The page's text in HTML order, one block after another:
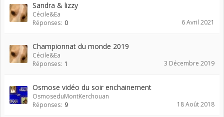
Sandra & lizzy
Cécile&Ea
Réponses: 0 6 Avril 2021
Championnat du monde 2019
Cécile&Ea
Réponses: 1 3 Décembre 2019
Osmose vidéo du soir enchainement
OsmoseduMontKerchouan
Réponses: 9 18 Août 2018